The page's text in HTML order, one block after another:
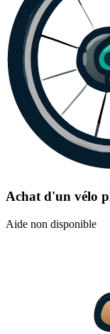
Achat d'un vélo
Aide non disponible